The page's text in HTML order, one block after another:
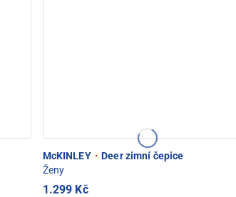
McKINLEY · Deer zimní čepice
Ženy
1.299 Kč